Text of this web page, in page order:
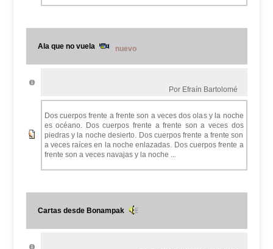
Ala que no vuela nuevo
Por Efraín Bartolomé
Dos cuerpos frente a frente son a veces dos olas y la noche
es océano. Dos cuerpos frente a frente son a veces dos
piedras y la noche desierto. Dos cuerpos frente a frente son
a veces raíces en la noche enlazadas. Dos cuerpos frente a
frente son a veces navajas y la noche ...
Cartas desde Bonampak